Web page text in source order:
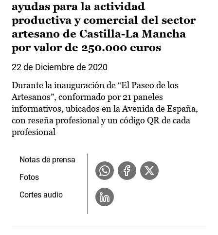
ayudas para la actividad
productiva y comercial del sector
artesano de Castilla-La Mancha
por valor de 250.000 euros
22 de Diciembre de 2020
Durante la inauguración de “El Paseo de los
Artesanos”, conformado por 21 paneles
informativos, ubicados en la Avenida de España,
con reseña profesional y un código QR de cada
profesional
Notas de prensa
Fotos
Cortes audio